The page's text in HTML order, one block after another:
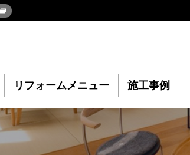
リフォームメニュー 施工事例